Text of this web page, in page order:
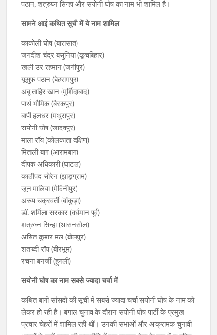
पठान, शत्रुघ्न सिन्हा और सयोनी घोष का नाम भी शामिल है।
सामने आई कथित सूची में ये नाम शामिल
काकोली घोष (बारासात)
जगदीश चंद्र बसुनिया (कूचबिहार)
खली उर रहमान (जंगीपुर)
यूसुफ पठान (बेहरामपुर)
अबू ताहिर खान (मुर्शिदाबाद)
पार्थ भौमिक (बैरकपुर)
बापी हलधर (मथुरापुर)
सयोनी घोष (जादवपुर)
माला रॉय (कोलकाता दक्षिण)
मिताली बाग (आरामबाग)
दीपक अधिकारी (घाटल)
कालीपद सोरेन (झाड़ग्राम)
जून मालिया (मेदिनीपुर)
अरूप चक्रवर्ती (बांकुड़ा)
डॉ. शर्मिला सरकार (वर्धमान पूर्व)
शत्रुघ्न सिन्हा (आसनसोल)
असित कुमार मल (बोलपुर)
शताब्दी रॉय (बीरभूम)
रचना बनर्जी (हुगली)
सयोनी घोष का नाम सबसे ज्यादा चर्चा में
कथित बागी सांसदों की सूची में सबसे ज्यादा चर्चा सयोनी घोष के नाम को
लेकर हो रही है। बंगाल चुनाव के दौरान सयोनी घोष पार्टी के प्रमुख
प्रचार चेहरों में शामिल रही थीं। उनकी सभाओं और आक्रामक चुनावी